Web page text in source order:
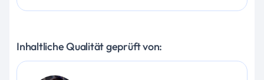
Inhaltliche Qualität geprüft von: